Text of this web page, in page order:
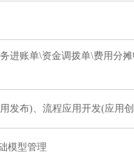
进账单\资金调拨单\费用分
发布)、流程应用开发(应用
模型管理